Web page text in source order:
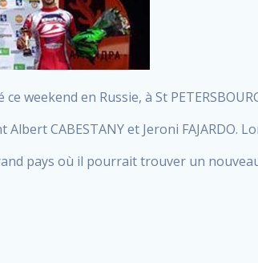
weekend en Russie, à St
Albert CABESTANY et Jeroni FAJARDO.
pays où il pourrait trouver un